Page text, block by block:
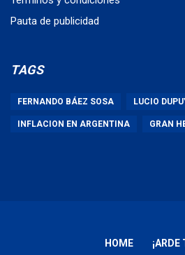
Pauta de publicidad
TAGS
FERNANDO BÁEZ SOSA LUCIO
INFLACION EN ARGENTINA GRAN
HOME ¡ARDE